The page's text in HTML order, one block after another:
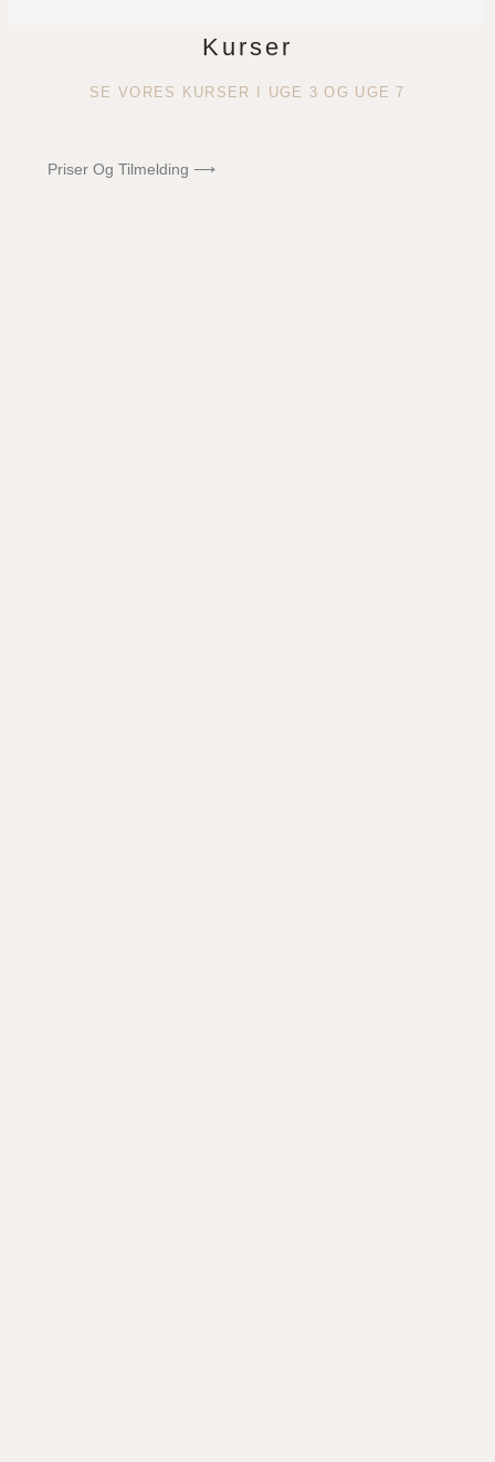
Kurser
SE VORES KURSER I UGE 3 OG UGE 7
Priser Og Tilmelding ⟶